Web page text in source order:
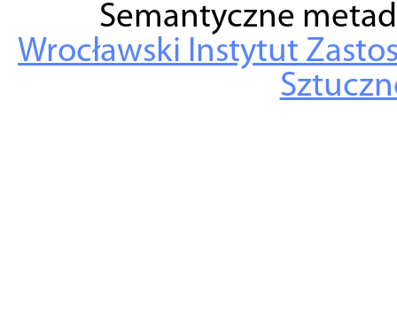
Semantyczne
Wrocławski Instytut